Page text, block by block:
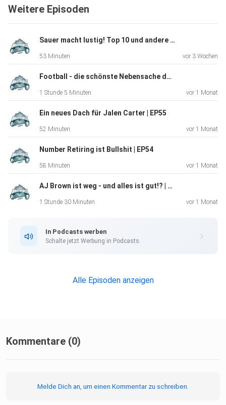
Weitere Episoden
Sauer macht lustig! Top 10 und andere Märchen | EP57
53 Minuten vor 3 Wochen
Football - die schönste Nebensache der Welt | EP56
1 Stunde 5 Minuten vor 1 Monat
Ein neues Dach für Jalen Carter | EP55
52 Minuten vor 1 Monat
Number Retiring ist Bullshit | EP54
58 Minuten vor 1 Monat
AJ Brown ist weg - und alles ist gut!? | EP53
1 Stunde 30 Minuten vor 1 Monat
In Podcasts werben
Schalte jetzt Werbung in Podcasts.
Alle Episoden anzeigen
Kommentare (0)
Melde Dich an, um einen Kommentar zu schreiben.